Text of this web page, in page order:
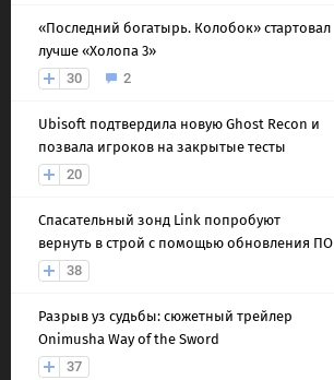
«Последний богатырь. Колобок» стартовал
лучше «Холопа 3»
30
2
Ubisoft подтвердила новую Ghost Recon и
позвала игроков на закрытые тесты
20
Спасательный зонд Link попробуют
вернуть в строй с помощью обновления ПО
38
Разрыв уз судьбы: сюжетный трейлер
Onimusha Way of the Sword
37